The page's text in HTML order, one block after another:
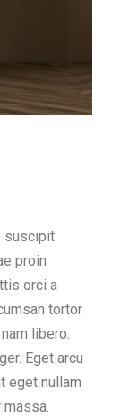
suscipit
proin
orci a
tortor
libero.
Eget arcu
eget nullam